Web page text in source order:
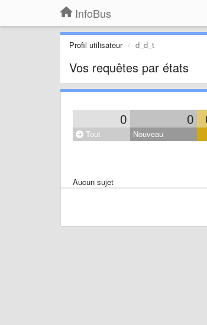
InfoBus
Profil utilisateur d_d_t
Vos requêtes par états
0 0
Tout Nouveau
Aucun sujet